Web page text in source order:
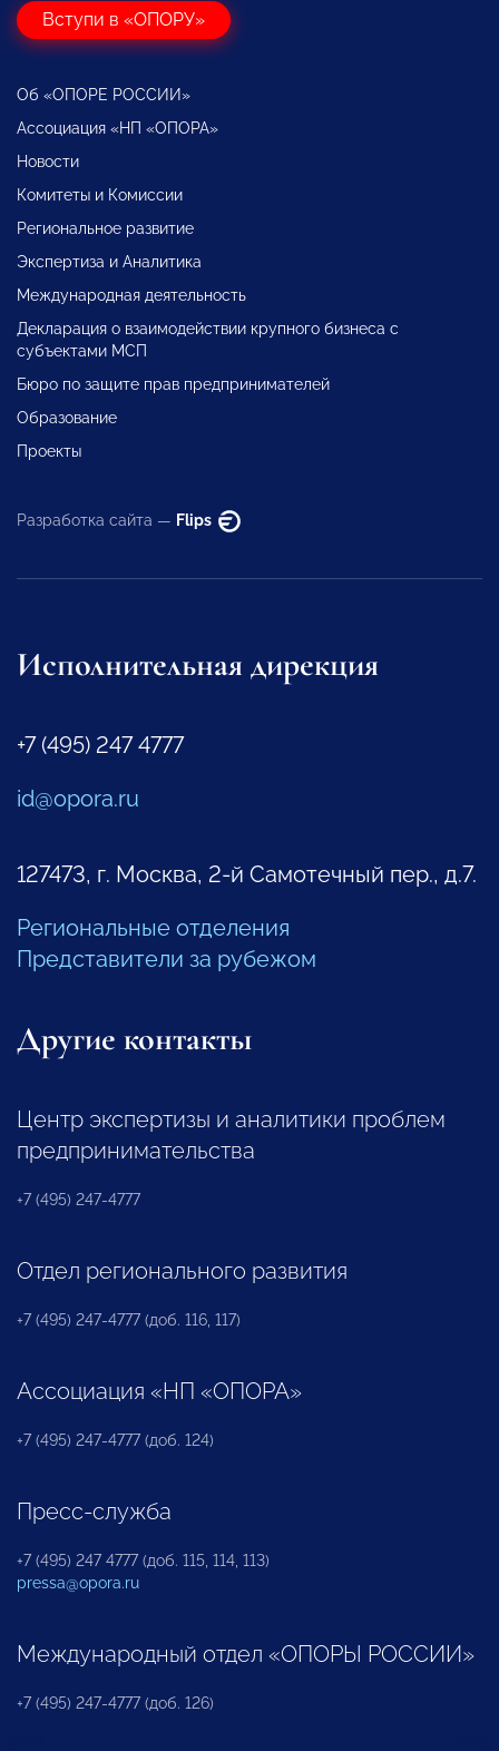
Вступи в «ОПОРУ»
Об «ОПОРЕ РОССИИ»
Ассоциация «НП «ОПОРА»
Новости
Комитеты и Комиссии
Региональное развитие
Экспертиза и Аналитика
Международная деятельность
Декларация о взаимодействии крупного бизнеса с
субъектами МСП
Бюро по защите прав предпринимателей
Образование
Проекты
Разработка сайта — Flips
Исполнительная дирекция
+7 (495) 247 4777
id@opora.ru
127473, г. Москва, 2-й Самотечный пер., д.7.
Региональные отделения
Представители за рубежом
Другие контакты
Центр экспертизы и аналитики проблем
предпринимательства
+7 (495) 247-4777
Отдел регионального развития
+7 (495) 247-4777 (доб. 116, 117)
Ассоциация «НП «ОПОРА»
+7 (495) 247-4777 (доб. 124)
Пресс-служба
+7 (495) 247 4777 (доб. 115, 114, 113)
pressa@opora.ru
Международный отдел «ОПОРЫ РОССИИ»
+7 (495) 247-4777 (доб. 126)